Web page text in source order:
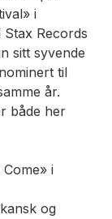
i
Records
sitt syvende
til
år.
både her
i
og